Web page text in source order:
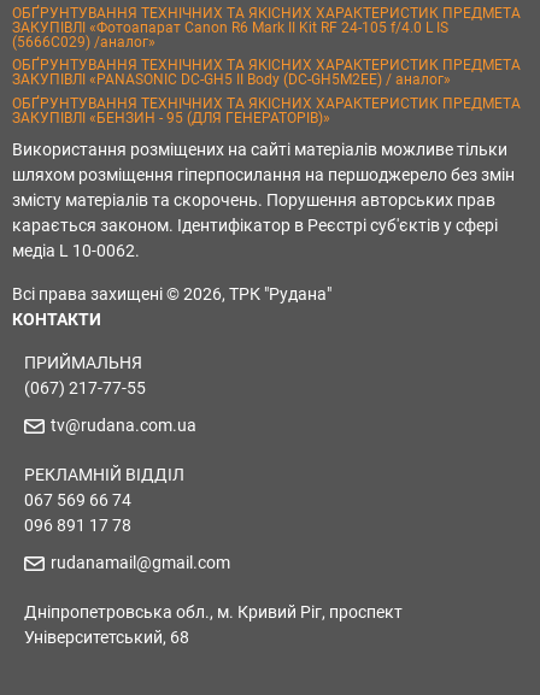
ОБҐРУНТУВАННЯ ТЕХНІЧНИХ ТА ЯКІСНИХ ХАРАКТЕРИСТИК ПРЕДМЕТА
ЗАКУПІВЛІ «Фотоапарат Canon R6 Mark II Kit RF 24-105 f/4.0 L IS
(5666C029) /аналог»
ОБҐРУНТУВАННЯ ТЕХНІЧНИХ ТА ЯКІСНИХ ХАРАКТЕРИСТИК ПРЕДМЕТА
ЗАКУПІВЛІ «PANASONIC DC-GH5 II Body (DC-GH5M2EE) / аналог»
ОБҐРУНТУВАННЯ ТЕХНІЧНИХ ТА ЯКІСНИХ ХАРАКТЕРИСТИК ПРЕДМЕТА
ЗАКУПІВЛІ «БЕНЗИН - 95 (ДЛЯ ГЕНЕРАТОРІВ)»
Використання розміщених на сайті матеріалів можливе тільки
шляхом розміщення гіперпосилання на першоджерело без змін
змісту матеріалів та скорочень. Порушення авторських прав
карається законом. Ідентифікатор в Реєстрі суб'єктів у сфері
медіа L 10-0062.
Всі права захищені © 2026, ТРК "Рудана"
КОНТАКТИ
ПРИЙМАЛЬНЯ
(067) 217-77-55
tv@rudana.com.ua
РЕКЛАМНІЙ ВІДДІЛ
067 569 66 74
096 891 17 78
rudanamail@gmail.com
Дніпропетровська обл., м. Кривий Ріг, проспект
Університетський, 68